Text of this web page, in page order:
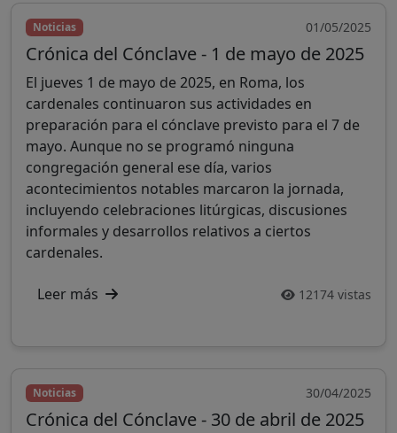
Noticias 01/05/2025
Crónica del Cónclave - 1 de mayo de 2025
El jueves 1 de mayo de 2025, en Roma, los
cardenales continuaron sus actividades en
preparación para el cónclave previsto para el 7 de
mayo. Aunque no se programó ninguna
congregación general ese día, varios
acontecimientos notables marcaron la jornada,
incluyendo celebraciones litúrgicas, discusiones
informales y desarrollos relativos a ciertos
cardenales.
Leer más 12174 vistas
Noticias 30/04/2025
Crónica del Cónclave - 30 de abril de 2025